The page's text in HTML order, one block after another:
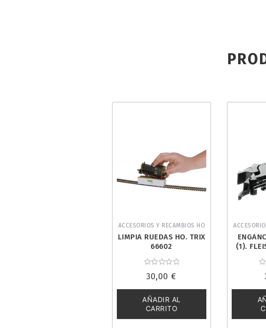
ACCESORIOS Y RECAMBIOS HO
LIMPIA RUEDAS HO. TRIX
66602
con
de
5
30,00€
AÑADIR AL
CARRITO
(1).
de
5